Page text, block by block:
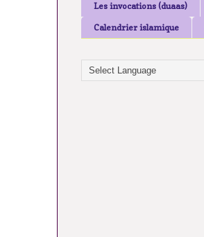
Les invocations (duaas)
Calendrier islamique